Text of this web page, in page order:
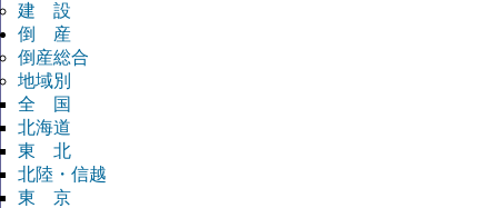
建 設
倒 産
倒産総合
地域別
全 国
北海道
東 北
北陸・信越
東 京